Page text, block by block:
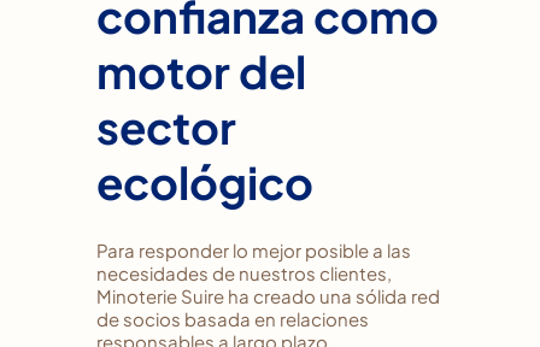
confianza como
motor del
sector
ecológico
Para responder lo mejor posible a las
necesidades de nuestros clientes,
Minoterie Suire ha creado una sólida red
de socios basada en relaciones
responsables a largo plazo.